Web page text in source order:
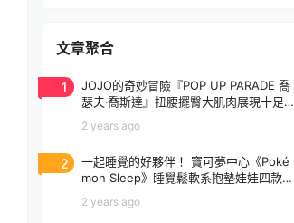
文章聚合
1
JOJO的奇妙冒險『POP UP PARADE 喬
瑟夫‧喬斯達』扭腰擺臀大肌肉展現十足騷
2 years ago
2
一起睡覺的好夥伴！ 寶可夢中心《Poké
mon Sleep》睡覺鬆軟系抱墊娃娃四款登
2 years ago